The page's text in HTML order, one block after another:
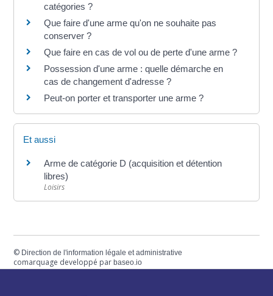
catégories ?
Que faire d'une arme qu'on ne souhaite pas
conserver ?
Que faire en cas de vol ou de perte d'une arme ?
Possession d'une arme : quelle démarche en
cas de changement d'adresse ?
Peut-on porter et transporter une arme ?
Et aussi
Arme de catégorie D (acquisition et détention
libres)
Loisirs
© Direction de l'information légale et administrative
comarquage developpé parbaseo.io